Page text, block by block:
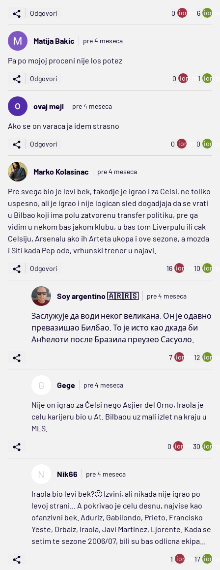
Odgovori 0 ion:minus
6
Matija Bakic pre 4 meseca
Pa po mojoj proceni nije los potez
Odgovori 0 ion:minus
1
ovaj mejl pre 4 meseca
Ako se on varaca ja idem strasno
Odgovori 0 ion:minus
0
Marko Kolasinac pre 4 meseca
Pre svega bio je levi bek, takodje je igrao i za Celsi, ne toliko
uspesno, ali je igrao i nije logican sled dogadjaja da se vrati
u Bilbao koji ima polu zatvorenu transfer politiku, pre ga
vidim u nekom bas jakom klubu, u bas tom Liverpulu ili cak
Celsiju, Arsenalu ako ih Arteta ukopa i ove sezone, a mozda
i Siti kada Pep ode, vrhunski trener u najavi.
Odgovori 16 ion:minus
10
Soy argentino 🇦🇷🇷🇸 pre 4 meseca
Заслужује да води неког великана. Он је одавно
превазишао Билбао. То је исто као дкада би
Анћелоти после Бразила преузео Сасуоло.
7 ion:minus
12
G Gege pre 4 meseca
Nije on igrao za Čelsi nego Asjier del Orno, Iraola je
celu karijeru bio u At. Bilbaou uz mali izlet na kraju u
MLS.
0 ion:minus
30
N Nik66 pre 4 meseca
Iraola bio levi bek?🙂 Izvini, ali nikada nije igrao po
levoj strani... A pokrivao je celu desnu, najvise kao
ofanzivni bek. Aduriz, Gabilondo, Prieto, Francisko
Yeste, Orbaiz, Iraola, Javi Martinez, Ljorente. Kada se
setim te sezone 2006/07, bili su bas odlicna ekipa...
1 ion:minus
17